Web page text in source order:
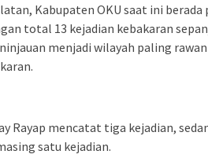
Kabupaten OKU saat ini berada
total 13 kejadian kebakaran
menjadi wilayah paling
Rayap mencatat tiga kejadian,
satu kejadian.